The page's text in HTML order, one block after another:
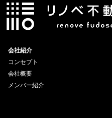
会社紹介
コンセプト
会社概要
メンバー紹介